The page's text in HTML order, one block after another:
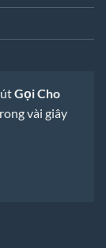
Gọi Cho
vài giây